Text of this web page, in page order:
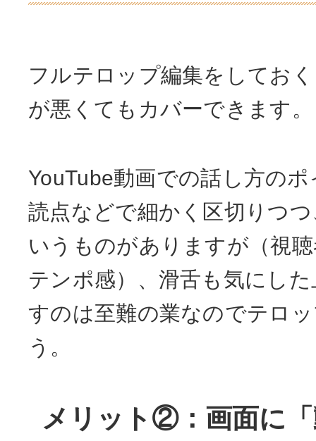
フルテロップ編集をしてお
が悪くてもカバーできます。
YouTube動画での話し方の
読点などで細かく区切りつ
いうものがありますが（視
テンポ感）、滑舌も気にし
すのは至難の業なのでテロ
う。
メリット②：画面に